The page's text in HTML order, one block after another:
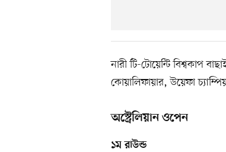
নারী টি-টোয়েন্টি বিশ্বকাপ
কোয়ালিফায়ার, উয়েফা
অস্ট্রেলিয়ান ওপেন
১ম রাউন্ড